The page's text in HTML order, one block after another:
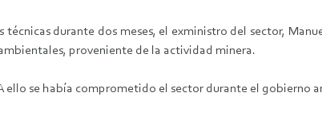
durante dos meses, el exministro del sector,
proveniente de la actividad minera.
ello se había comprometido el sector durante el gobierno